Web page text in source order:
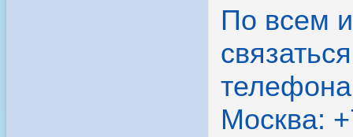
По всем
Москва: